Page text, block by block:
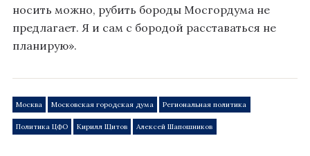
носить можно, рубить бороды Мосгордума не
предлагает. Я и сам с бородой расставаться не
планирую».
Москва Московская городская дума Региональная политика
Политика ЦФО Кирилл Щитов Алексей Шапошников